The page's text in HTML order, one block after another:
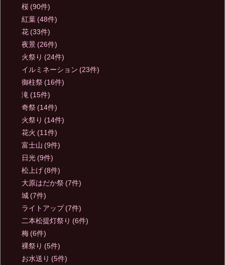
桜 (90件)
紅葉 (48件)
花 (33件)
夜景 (26件)
火祭り (24件)
イルミネーション (23件)
御柱祭 (16件)
滝 (15件)
奇祭 (14件)
火祭り (14件)
花火 (11件)
富士山 (9件)
日光 (9件)
松上げ (8件)
大原はだか祭 (7件)
城 (7件)
ライトアップ (7件)
二本松提灯祭り (6件)
梅 (6件)
裸祭り (5件)
お水送り (5件)